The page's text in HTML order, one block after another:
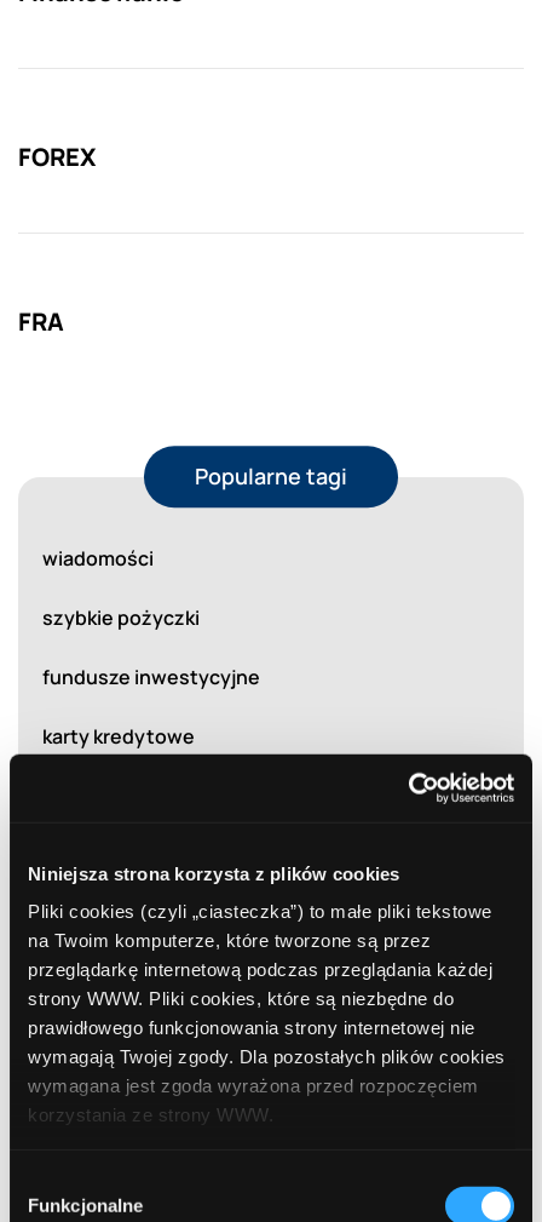
Niniejsza strona korzysta z plików cookies
Pliki cookies (czyli „ciasteczka”) to małe pliki tekstowe
na Twoim komputerze, które tworzone są przez
przeglądarkę internetową podczas przeglądania każdej
strony WWW. Pliki cookies, które są niezbędne do
prawidłowego funkcjonowania strony internetowej nie
wymagają Twojej zgody. Dla pozostałych plików cookies
wymagana jest zgoda wyrażona przed rozpoczęciem
korzystania ze strony WWW.
formy korzystania z plików cookies. Więcej:
Polityka
zgody
Funkcjonalne
FOREX
FRA
Popularne tagi
wiadomości
szybkie pożyczki
fundusze inwestycyjne
karty kredytowe
kredyty dla firm
kredyty gotówkowe
kredyty hipoteczne
kredyty samochodowe
lokaty bankowe